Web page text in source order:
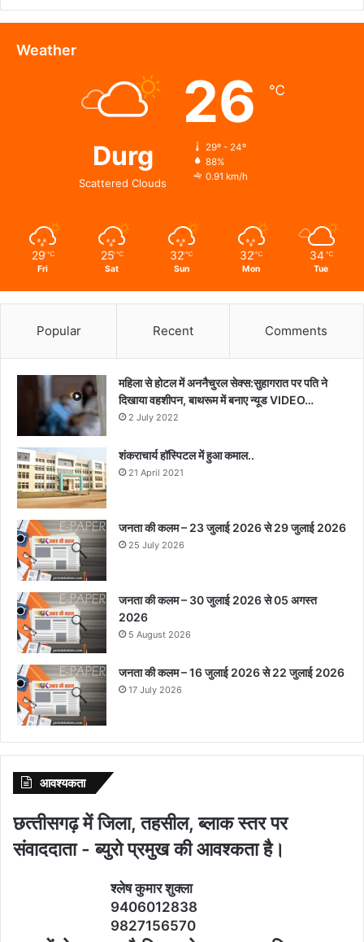
सार्थक
पहल…
Weather
Durg
Scattered Clouds
26 ℃
29º - 24º
88%
0.91 km/h
29 ℃
Fri
25 ℃
Sat
32 ℃
Sun
32 ℃
Mon
34 ℃
Tue
Popular Recent Comments
महिला से होटल में अननैचुरल सेक्स:सुहागरात पर पति ने
दिखाया वहशीपन, बाथरूम में बनाए न्यूड VIDEO…
2 July 2022
शंकराचार्य हॉस्पिटल में हुआ कमाल..
21 April 2021
जनता की कलम – 23 जुलाई 2026 से 29 जुलाई 2026
25 July 2026
जनता की कलम – 30 जुलाई 2026 से 05 अगस्त
2026
5 August 2026
जनता की कलम – 16 जुलाई 2026 से 22 जुलाई 2026
17 July 2026
आवश्‍यकता
छत्‍तीसगढ़ में जिला, तहसील, ब्‍लाक स्‍तर पर
संवाददाता - ब्‍युरो प्रमुख की आवश्‍कता है।
श्‍लेष कुमार शुक्‍ला
9406012838
9827156570